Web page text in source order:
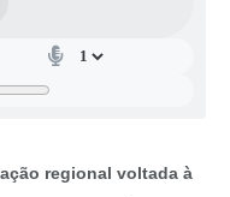
regional voltada à